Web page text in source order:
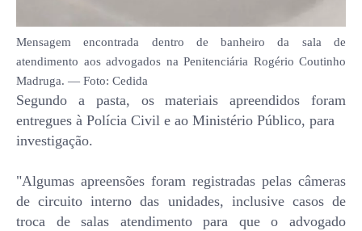
Mensagem encontrada dentro de banheiro da sala de
atendimento aos advogados na Penitenciária Rogério Coutinho
Madruga. — Foto: Cedida
Segundo a pasta, os materiais apreendidos foram
entregues à Polícia Civil e ao Ministério Público, para
investigação.
"Algumas apreensões foram registradas pelas câmeras
de circuito interno das unidades, inclusive casos de
troca de salas atendimento para que o advogado